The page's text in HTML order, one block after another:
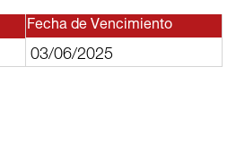
Fecha de Vencimiento
03/06/2025